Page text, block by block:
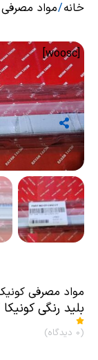
خانه/مواد مصرفی
[woosc]
مواد مصرفی
بلید رنگی کونیکا 452
(0 دیدگاه)